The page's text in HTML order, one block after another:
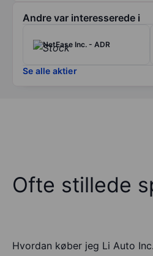
Andre var interesserede i
NetEase Inc. - ADR
Se alle aktier
Ofte stillede
Hvordan køber jeg Li Auto